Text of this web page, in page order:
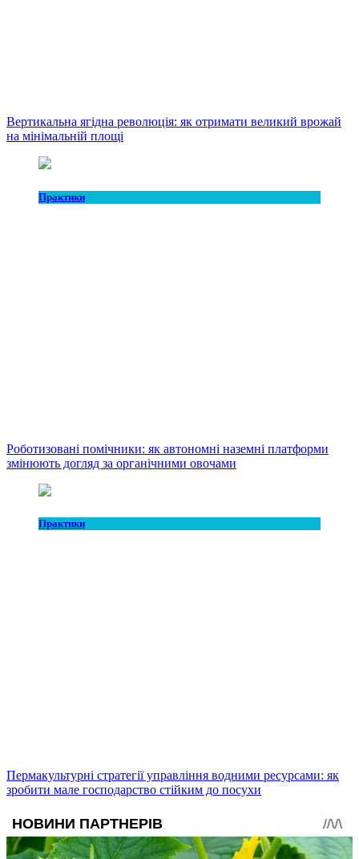
Вертикальна ягідна революція: як отримати великий врожай
на мінімальній площі
Практики
Роботизовані помічники: як автономні наземні платформи
змінюють догляд за органічними овочами
Практики
Пермакультурні стратегії управління водними ресурсами: як
зробити мале господарство стійким до посухи